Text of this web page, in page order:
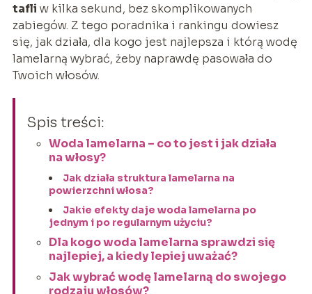
tafli w kilka sekund, bez skomplikowanych
zabiegów. Z tego poradnika i rankingu dowiesz
się, jak działa, dla kogo jest najlepsza i którą wodę
lamelarną wybrać, żeby naprawdę pasowała do
Twoich włosów.
Spis treści:
Woda lamelarna – co to jest i jak działa
na włosy?
Jak działa struktura lamelarna na
powierzchni włosa?
Jakie efekty daje woda lamelarna po
jednym i po regularnym użyciu?
Dla kogo woda lamelarna sprawdzi się
najlepiej, a kiedy lepiej uważać?
Jak wybrać wodę lamelarną do swojego
rodzaju włosów?